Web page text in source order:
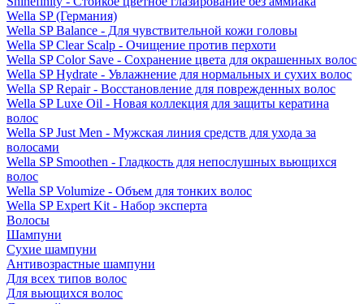
Wella SP (Германия)
Wella SP Balance - Для чувствительной кожи головы
Wella SP Clear Scalp - Очищение против перхоти
Wella SP Color Save - Сохранение цвета для окрашенных волос
Wella SP Hydrate - Увлажнение для нормальных и сухих волос
Wella SP Repair - Восстановление для поврежденных волос
Wella SP Luxe Oil - Новая коллекция для защиты кератина
волос
Wella SP Just Men - Мужская линия средств для ухода за
волосами
Wella SP Smoothen - Гладкость для непослушных вьющихся
волос
Wella SP Volumize - Объем для тонких волос
Wella SP Expert Kit - Набор эксперта
Волосы
Шампуни
Сухие шампуни
Антивозрастные шампуни
Для всех типов волос
Для вьющихся волос